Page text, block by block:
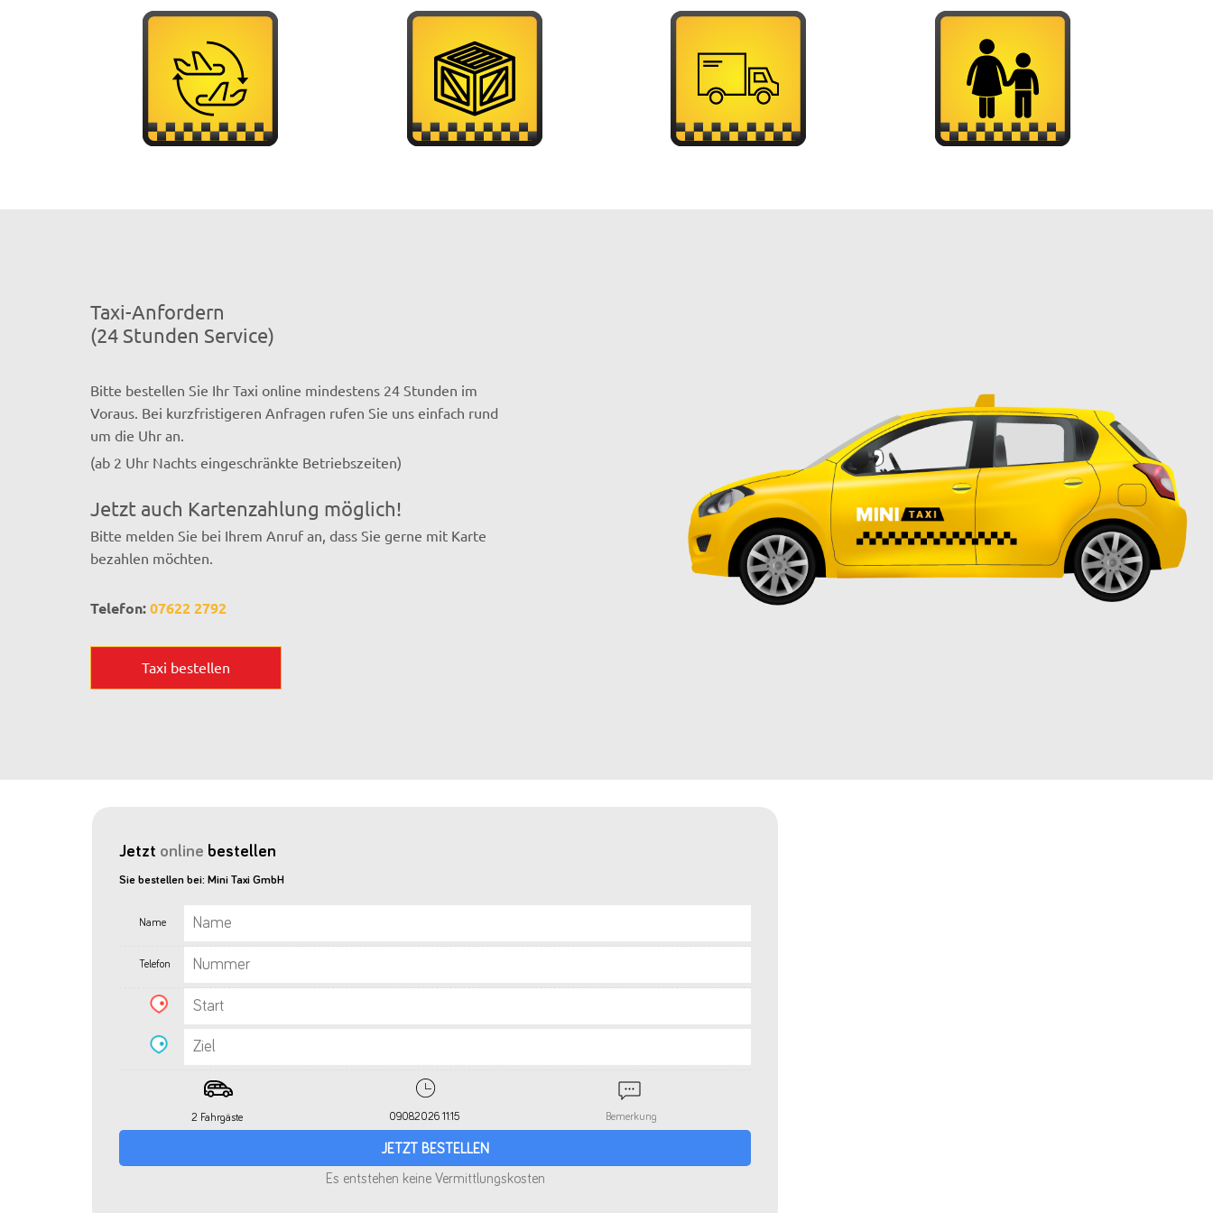
Taxi-Anfordern
(24 Stunden Service)
Bitte bestellen Sie Ihr Taxi online mindestens 24 Stunden im
Voraus. Bei kurzfristigeren Anfragen rufen Sie uns einfach rund
um die Uhr an.
(ab 2 Uhr Nachts eingeschränkte Betriebszeiten)
Jetzt auch Kartenzahlung möglich!
Bitte melden Sie bei Ihrem Anruf an, dass Sie gerne mit Karte
bezahlen möchten.
Telefon:07622 2792
Taxi bestellen